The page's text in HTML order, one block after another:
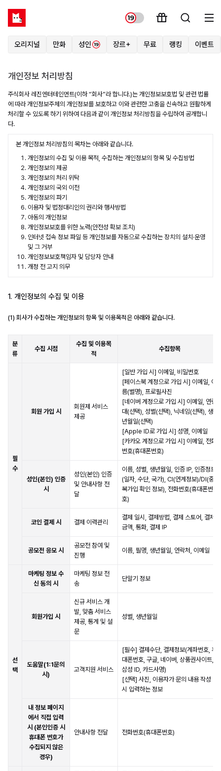
오리지널 만화 성인 장르+ 무료 랭킹 이벤트
개인정보 처리방침
주식회사 레진엔터테인먼트(이하 “회사”라 합니다.)는 개인정보보호법 및 관련 법률
에 따라 개인정보주체의 개인정보를 보호하고 이와 관련한 고충을 신속하고 원활하게
처리할 수 있도록 하기 위하여 다음과 같이 개인정보 처리방침을 수립하여 공개합니
다.
본 개인정보 처리방침의 목차는 아래와 같습니다.
개인정보의 수집 및 이용 목적, 수집하는 개인정보의 항목 및 수집방법
개인정보의 제공
개인정보의 처리 위탁
개인정보의 국외 이전
개인정보의 파기
이용자 및 법정대리인의 권리와 행사방법
아동의 개인정보
개인정보보호를 위한 노력(안전성 확보 조치)
인터넷 접속 정보 파일 등 개인정보를 자동으로 수집하는 장치의 설치·운영
및 그 거부
개인정보보호책임자 및 담당자 안내
개정 전 고지 의무
1. 개인정보의 수집 및 이용
(1) 회사가 수집하는 개인정보의 항목 및 이용목적은 아래와 같습니다.
분
류
수집 시점
수집 및 이용목
적
수집항목
필
수
회원 가입 시
회원제 서비스
제공
[일반 가입 시] 이메일, 비밀번호
[페이스북 계정으로 가입 시] 이메일, 이
름(별명), 프로필사진
[네이버 계정으로 가입 시] 이메일, 연령
대(선택), 성별(선택), 닉네임(선택), 생
년월일(선택)
[Apple ID로 가입 시] 성명, 이메일
[카카오 계정으로 가입 시] 이메일, 전화
번호(휴대폰번호)
성인(본인) 인증
시
성인(본인) 인증
및 안내사항 전
달
이름, 성별, 생년월일, 인증 IP, 인증정보
(일자, 수단, 국가), CI(연계정보)/DI(중
복가입 확인 정보), 전화번호(휴대폰번
호)
코인 결제 시 결제 이력관리
결제 일시, 결제방법, 결제 스토어, 결제
금액, 통화, 결제 IP
공모전 응모 시
공모전 참여 및
진행
이름, 필명, 생년월일, 연락처, 이메일
선
택
마케팅 정보 수
신 동의 시
마케팅 정보 전
송
단말기 정보
회원가입 시
신규 서비스 개
발, 맞춤 서비스
제공, 통계 및 설
문
성별, 생년월일
도움말(1:1문의
시)
고객지원 서비스
[필수] 결제수단, 결제정보(계좌번호, 휴
대폰번호, 구글, 네이버, 상품권사이트,
삼성 ID, 카드사명)
[선택] 사진, 이용자가 문의 내용 작성
시 입력하는 정보
내 정보 페이지
에서 직접 입력
시 (본인인증 시
휴대폰 번호가
수집되지 않은
경우)
안내사항 전달 전화번호(휴대폰번호)